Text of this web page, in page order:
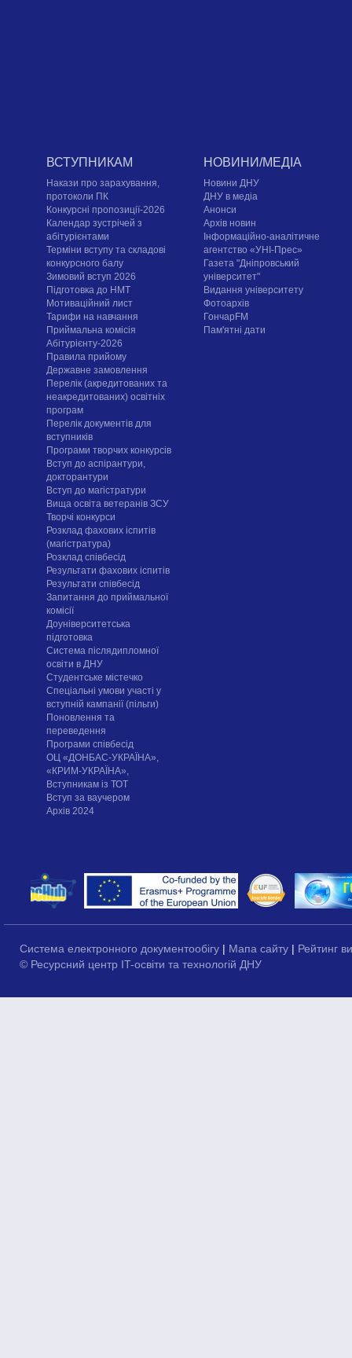
ВСТУПНИКАМ
Накази про зарахування,
протоколи ПК
Конкурсні пропозиції-2026
Календар зустрічей з
абітурієнтами
Терміни вступу та складові
конкурсного балу
Зимовий вступ 2026
Підготовка до НМТ
Мотиваційний лист
Тарифи на навчання
Приймальна комісія
Абітурієнту-2026
Правила прийому
Державне замовлення
Перелік (акредитованих та
неакредитованих) освітніх
програм
Перелік документів для
вступників
Програми творчих конкурсiв
Вступ до аспірантури,
докторантури
Вступ до магістратури
Вища освіта ветеранів ЗСУ
Творчі конкурси
Розклад фахових іспитів
(магістратура)
Розклад співбесід
Результати фахових іспитів
Результати співбесід
Запитання до приймальної
комісії
Доуніверситетська
підготовка
Система післядипломної
освіти в ДНУ
Cтудентське містечко
Спеціальні умови участі у
вступній кампанії (пільги)
Поновлення та
переведення
Програми співбесід
ОЦ «ДОНБАС-УКРАЇНА»,
«КРИМ-УКРАЇНА»,
Вступникам із ТОТ
Вступ за ваучером
Архів 2024
НОВИНИ/МЕДІА
Новини ДНУ
ДНУ в медіа
Анонси
Архів новин
Інформаційно-аналітичне
агентство «УНІ-Прес»
Газета "Дніпровський
університет"
Видання університету
Фотоархів
ГончарFM
Пам'ятні дати
Система електронного документообігу | Мапа сайту | Рейтинг
© Ресурсний центр IT-освіти та технологій ДНУ